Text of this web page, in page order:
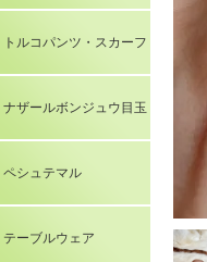
トルコパンツ・スカーフ
ナザールボンジュウ目玉
ペシュテマル
テーブルウェア